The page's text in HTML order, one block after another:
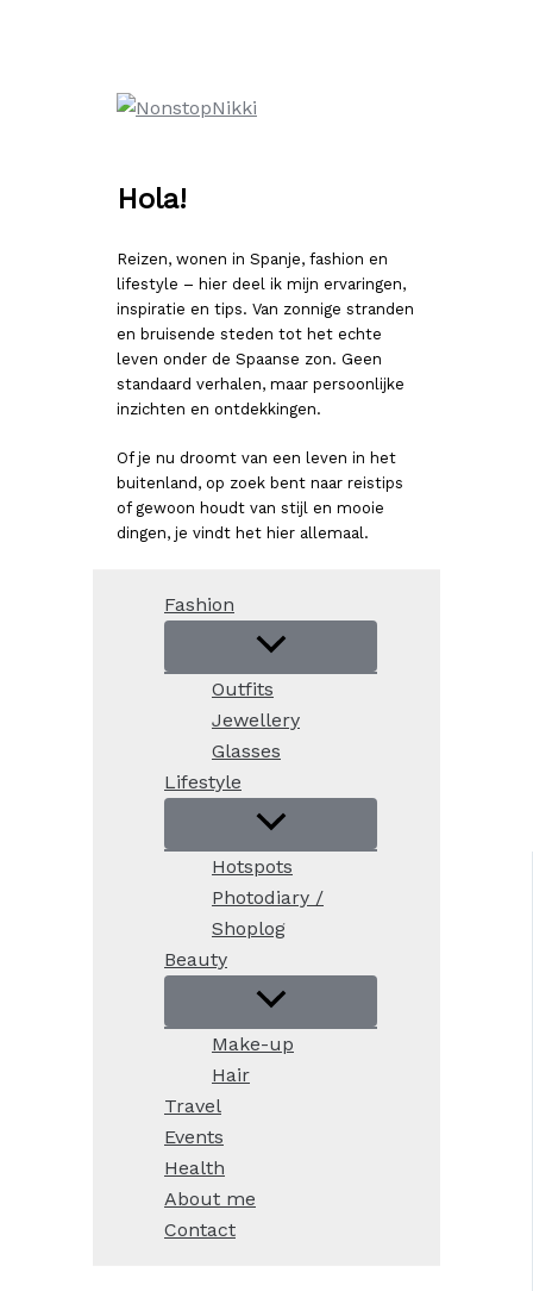
Hola!
Reizen, wonen in Spanje, fashion en
lifestyle – hier deel ik mijn ervaringen,
inspiratie en tips. Van zonnige stranden
en bruisende steden tot het echte
leven onder de Spaanse zon. Geen
standaard verhalen, maar persoonlijke
inzichten en ontdekkingen.
Of je nu droomt van een leven in het
buitenland, op zoek bent naar reistips
of gewoon houdt van stijl en mooie
dingen, je vindt het hier allemaal.
Fashion
Outfits
Jewellery
Glasses
Lifestyle
Hotspots
Photodiary /
Shoplog
Beauty
Make-up
Hair
Travel
Events
Health
About me
Contact